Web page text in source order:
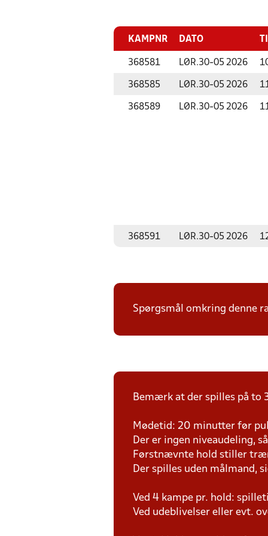
KAMPNR DATO
368581 LØR.30-05 2026
368585 LØR.30-05 2026
368589 LØR.30-05 2026
368591 LØR.30-05 2026
Spørgsmål omkring denne
Bemærk at der spilles på to
Mødetid: 20 minutter før
Der er ingen niveaudeling,
Førstnævnte hold stiller
Der spilles uden målmand,
Ved 4 kampe pr. hold:
Ved udeblivelser eller evt.